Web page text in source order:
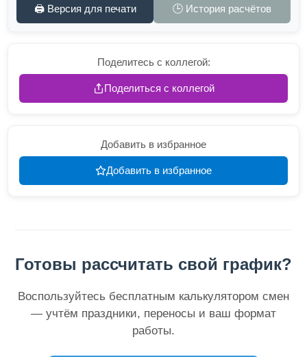
🖨️ Версия для печати 🕒 История расчётов
Поделитесь с коллегой:
Поделиться с коллегой
Добавить в избранное
Добавить в избранное
Готовы рассчитать свой график?
Воспользуйтесь бесплатным калькулятором смен
— учтём праздники, переносы и ваш формат
работы.